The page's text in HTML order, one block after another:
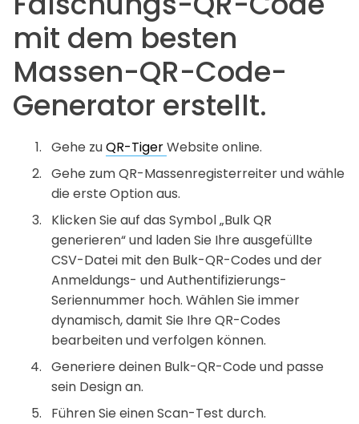
mit dem besten
Massen-QR-Code-
Generator erstellt.
Gehe zuQR-TigerWebsite online.
Gehe zum QR-Massenregisterreiter und wähle
die erste Option aus.
Klicken Sie auf das Symbol „Bulk QR
generieren“ und laden Sie Ihre ausgefüllte
CSV-Datei mit den Bulk-QR-Codes und der
Anmeldungs- und Authentifizierungs-
Seriennummer hoch. Wählen Sie immer
dynamisch, damit Sie Ihre QR-Codes
bearbeiten und verfolgen können.
Generiere deinen Bulk-QR-Code und passe
sein Design an.
Führen Sie einen Scan-Test durch.